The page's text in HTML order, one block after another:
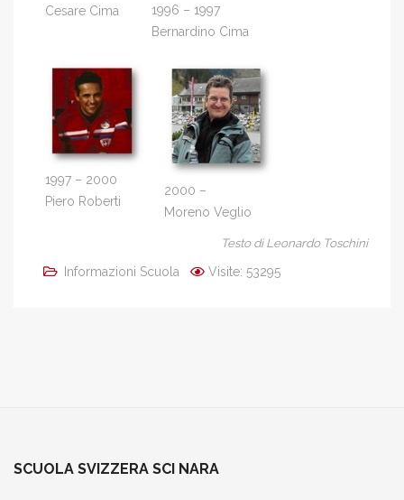
Cesare Cima
1996 – 1997
Bernardino Cima
1997 – 2000
Piero Roberti
2000 –
Moreno Veglio
Testo di Leonardo Toschini
Informazioni Scuola
Visite: 53295
SCUOLA SVIZZERA SCI NARA